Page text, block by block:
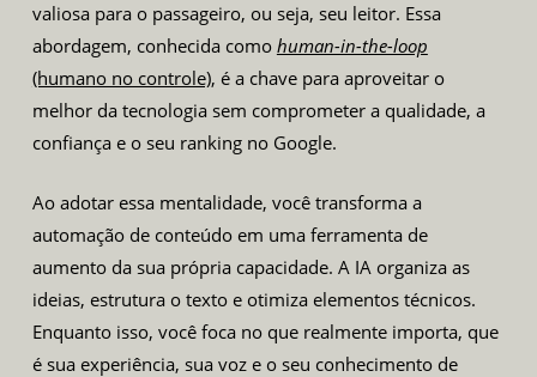
valiosa para o passageiro, ou seja, seu leitor. Essa
abordagem, conhecida como human-in-the-loop
(humano no controle), é a chave para aproveitar o
melhor da tecnologia sem comprometer a qualidade, a
confiança e o seu ranking no Google.
Ao adotar essa mentalidade, você transforma a
automação de conteúdo em uma ferramenta de
aumento da sua própria capacidade. A IA organiza as
ideias, estrutura o texto e otimiza elementos técnicos.
Enquanto isso, você foca no que realmente importa, que
é sua experiência, sua voz e o seu conhecimento de